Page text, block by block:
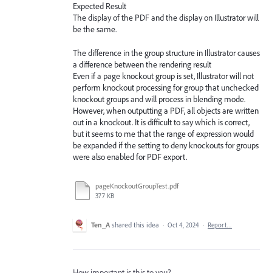
Expected Result
The display of the PDF and the display on Illustrator will
be the same.
The difference in the group structure in Illustrator causes
a difference between the rendering result
Even if a page knockout group is set, Illustrator will not
perform knockout processing for group that unchecked
knockout groups and will process in blending mode.
However, when outputting a PDF, all objects are written
out in a knockout. It is difficult to say which is correct,
but it seems to me that the range of expression would
be expanded if the setting to deny knockouts for groups
were also enabled for PDF export.
pageKnockoutGroupTest.pdf
377 KB
Ten_A shared this idea · Oct 4, 2024 · Report…